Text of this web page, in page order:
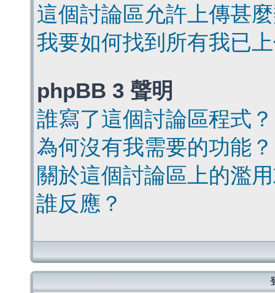
這個討論區允許上傳甚
我要如何找到所有我已
phpBB 3 聲明
誰寫了這個討論區程式？
為何沒有我需要的功能？
關於這個討論區上的濫
誰反應？